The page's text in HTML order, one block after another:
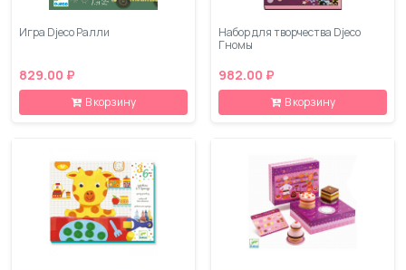
Игра Djeco Ралли
829.00 ₽
В корзину
Набор для творчества Djeco
Гномы
982.00 ₽
В корзину